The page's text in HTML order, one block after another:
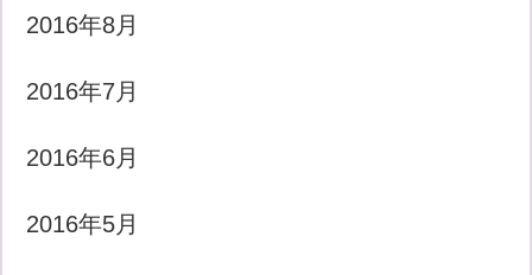
2016年8月
2016年7月
2016年6月
2016年5月